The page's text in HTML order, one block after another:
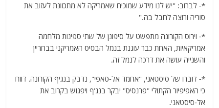
*- לברוב: "יש לנו מידע שמוכיח שאמריקה לא מתכוונת לעזוב את
סוריה ורוצה לחבל בה."
*- וירוס הקורונה מתפשט על סיפונן של שתי ספינות מלחמה
אמריקאיות, האחת כבר עוגנת בנמל הבסיס האמריקני בבחריין
והשנייה עושה את דרכה לנמל זה.
*- דוברו של סיסטאני, "אחמד ​​אל-סאפי", נדבק בנגיף הקורונה. דווח
כי האפיפיור הקתולי "פרנסיס" יבקר בנג'ף ויפגוש בקרוב את
אל-סיסטאני.